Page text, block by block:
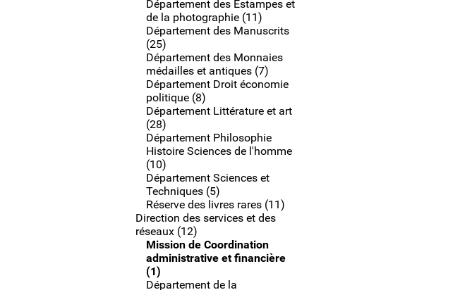
Département des Estampes et
de la photographie (11)
Département des Manuscrits
(25)
Département des Monnaies
médailles et antiques (7)
Département Droit économie
politique (8)
Département Littérature et art
(28)
Département Philosophie
Histoire Sciences de l'homme
(10)
Département Sciences et
Techniques (5)
Réserve des livres rares (11)
Direction des services et des
réseaux (12)
Mission de Coordination
administrative et financière
(1)
Département de la